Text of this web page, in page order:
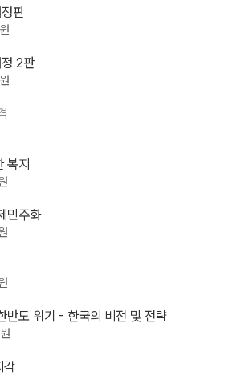
판
원
2판
원
복지
민주화
반도 위기 - 한국의 비전 및 전략
원
각